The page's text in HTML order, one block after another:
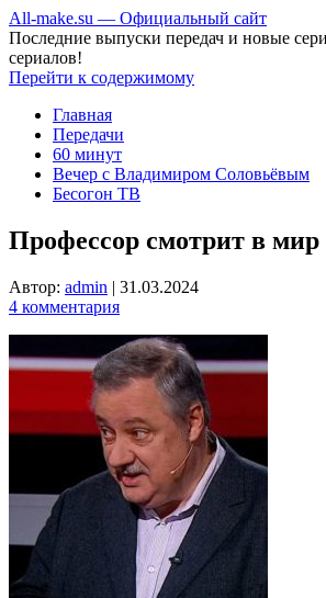
All-make.su — Официальный сайт
Последние выпуски передач и новые
сериалов!
Перейти к содержимому
Главная
Передачи
60 минут
Вечер с Владимиром Соловьёвым
Бесогон ТВ
Профессор смотрит в мир
Автор: admin | 31.03.2024
4 комментария